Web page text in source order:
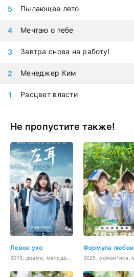
Расцвет власти
Менеджер Ким
Завтра снова на работу!
Мечтаю о тебе
Пылающее лето
Не пропустите также!
Левое ухо Формула любви